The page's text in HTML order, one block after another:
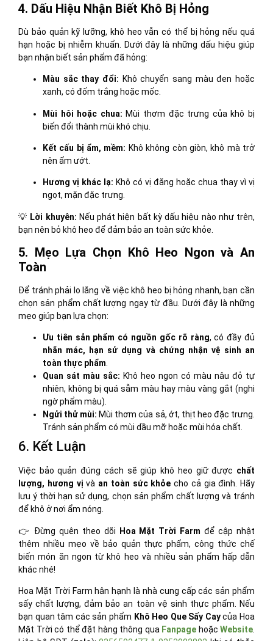
4. Dấu Hiệu Nhận Biết Khô Bị Hỏng
Dù bảo quản kỹ lưỡng, khô heo vẫn có thể bị hỏng nếu quá
hạn hoặc bị nhiễm khuẩn. Dưới đây là những dấu hiệu giúp
bạn nhận biết sản phẩm đã hỏng:
Màu sắc thay đổi: Khô chuyển sang màu đen hoặc
xanh, có đốm trắng hoặc mốc.
Mùi hôi hoặc chua: Mùi thơm đặc trưng của khô bị
biến đổi thành mùi khó chịu.
Kết cấu bị ẩm, mềm: Khô không còn giòn, khô mà trở
nên ẩm ướt.
Hương vị khác lạ: Khô có vị đắng hoặc chua thay vì vị
ngọt, mặn đặc trưng.
💡 Lời khuyên: Nếu phát hiện bất kỳ dấu hiệu nào như trên,
bạn nên bỏ khô heo để đảm bảo an toàn sức khỏe.
5. Mẹo Lựa Chọn Khô Heo Ngon và An
Toàn
Để tránh phải lo lắng về việc khô heo bị hỏng nhanh, bạn cần
chọn sản phẩm chất lượng ngay từ đầu. Dưới đây là những
mẹo giúp bạn lựa chọn:
Ưu tiên sản phẩm có nguồn gốc rõ ràng, có đầy đủ
nhãn mác, hạn sử dụng và chứng nhận vệ sinh an
toàn thực phẩm.
Quan sát màu sắc: Khô heo ngon có màu nâu đỏ tự
nhiên, không bị quá sẫm màu hay màu vàng gắt (nghi
ngờ phẩm màu).
Ngửi thử mùi: Mùi thơm của sả, ớt, thịt heo đặc trưng.
Tránh sản phẩm có mùi dầu mỡ hoặc mùi hóa chất.
6. Kết Luận
Việc bảo quản đúng cách sẽ giúp khô heo giữ được chất
lượng, hương vị và an toàn sức khỏe cho cả gia đình. Hãy
lưu ý thời hạn sử dụng, chọn sản phẩm chất lượng và tránh
để khô ở nơi ẩm nóng.
👉 Đừng quên theo dõi Hoa Mặt Trời Farm để cập nhật
thêm nhiều mẹo về bảo quản thực phẩm, công thức chế
biến món ăn ngon từ khô heo và nhiều sản phẩm hấp dẫn
khác nhé!
Hoa Mặt Trời Farm hân hạnh là nhà cung cấp các sản phẩm
sấy chất lượng, đảm bảo an toàn vệ sinh thực phẩm. Nếu
bạn quan tâm các sản phẩm Khô Heo Que Sấy Caycủa Hoa
Mặt Trời có thể đặt hàng thông qua Fanpage hoặc Website.